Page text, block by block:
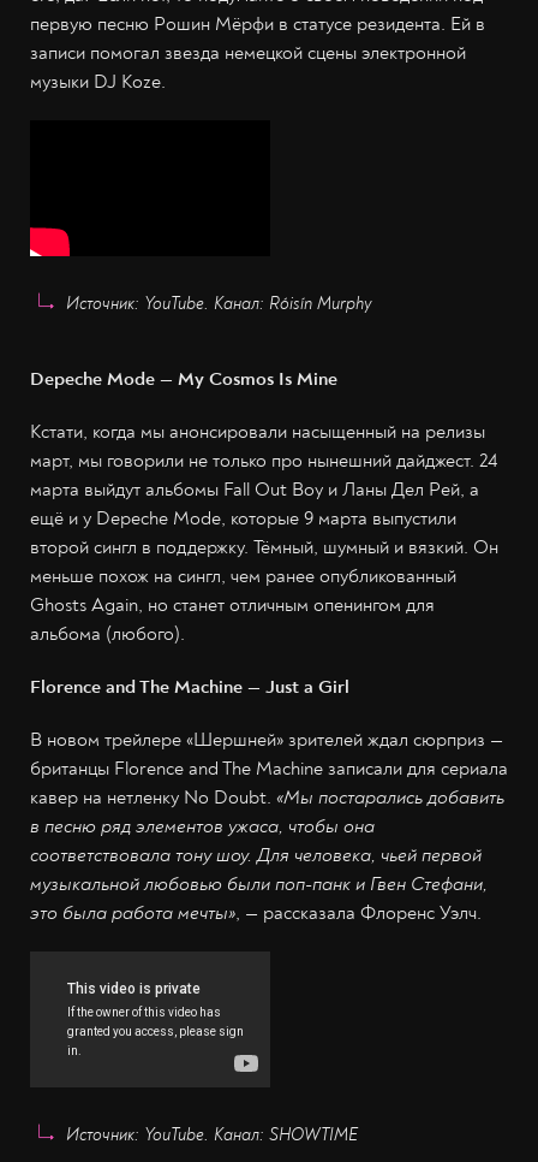
первую песню Рошин Мёрфи в статусе резидента. Ей в
записи помогал звезда немецкой сцены электронной
музыки DJ Koze.
Источник: YouTube. Канал: Róisín Murphy
Depeche Mode — My Cosmos Is Mine
Кстати, когда мы анонсировали насыщенный на релизы
март, мы говорили не только про нынешний дайджест. 24
марта выйдут альбомы Fall Out Boy и Ланы Дел Рей, а
ещё и у Depeche Mode, которые 9 марта выпустили
второй сингл в поддержку. Тёмный, шумный и вязкий. Он
меньше похож на сингл, чем ранее опубликованный
Ghosts Again, но станет отличным опенингом для
альбома (любого).
Florence and The Machine — Just a Girl
В новом трейлере «Шершней» зрителей ждал сюрприз —
британцы Florence and The Machine записали для сериала
кавер на нетленку No Doubt. «Мы постарались добавить
в песню ряд элементов ужаса, чтобы она
соответствовала тону шоу. Для человека, чьей первой
музыкальной любовью были поп-панк и Гвен Стефани,
это была работа мечты», — рассказала Флоренс Уэлч.
Источник: YouTube. Канал: SHOWTIME